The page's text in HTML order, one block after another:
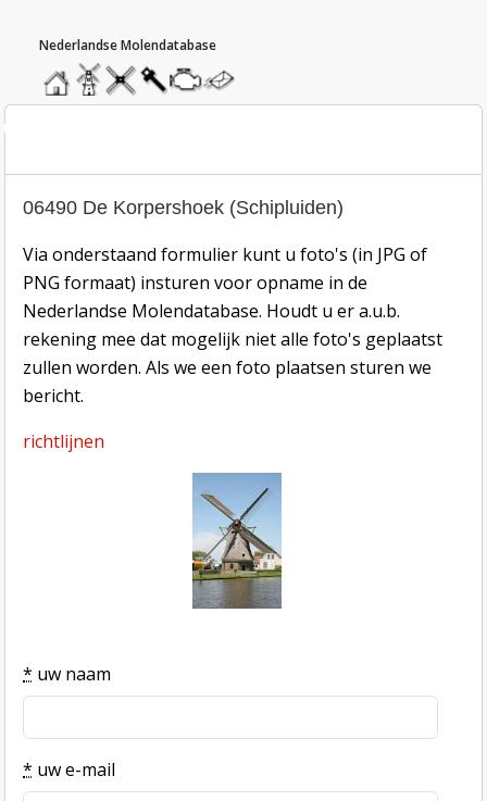
homemolendatabase
roedendatabase
assendatabase
motorendatabase
stuur
een
inzend-formulier
06490 De Korpershoek (Schipluiden)
Via onderstaand formulier kunt u foto's (in JPG of
PNG formaat) insturen voor opname in de
Nederlandse Molendatabase. Houdt u er a.u.b.
rekening mee dat mogelijk niet alle foto's geplaatst
zullen worden. Als we een foto plaatsen sturen we
bericht.
richtlijnen
* uw naam
* uw e-mail